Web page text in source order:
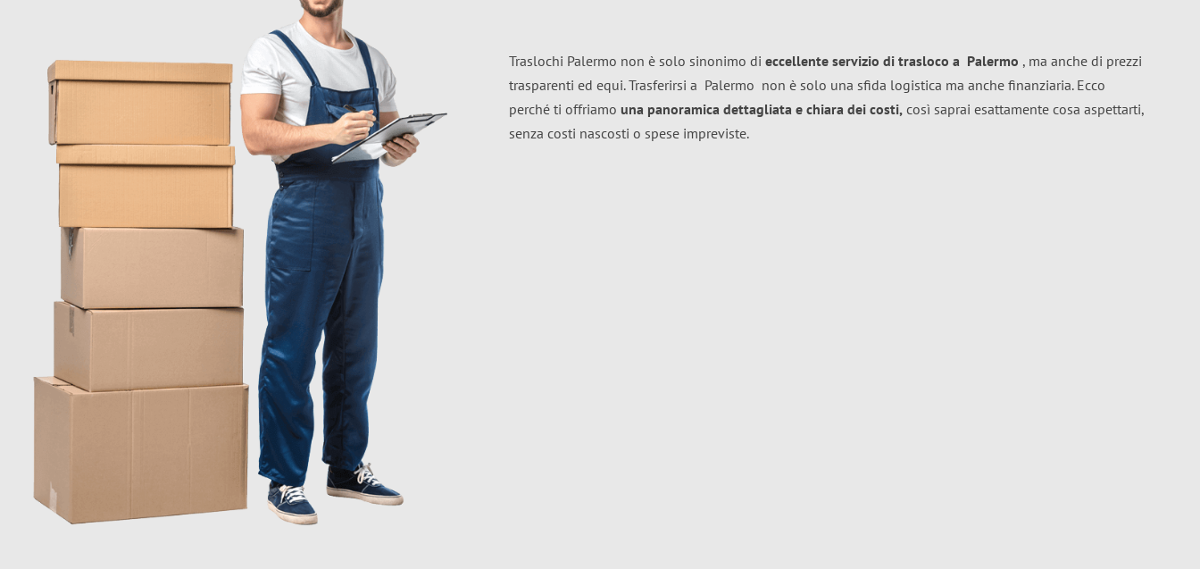
Traslochi Palermo non è solo sinonimo di eccellente servizio di trasloco a Palermo , ma anche di prezzi
trasparenti ed equi. Trasferirsi a Palermo non è solo una sfida logistica ma anche finanziaria. Ecco
perché ti offriamo una panoramica dettagliata e chiara dei costi, così saprai esattamente cosa aspettarti,
senza costi nascosti o spese impreviste.